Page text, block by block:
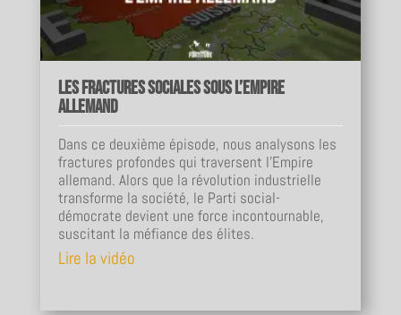
Les fractures sociales sous l’Empire
allemand
Dans ce deuxième épisode, nous analysons les
fractures profondes qui traversent l’Empire
allemand. Alors que la révolution industrielle
transforme la société, le Parti social-
démocrate devient une force incontournable,
suscitant la méfiance des élites.
Lire la vidéo